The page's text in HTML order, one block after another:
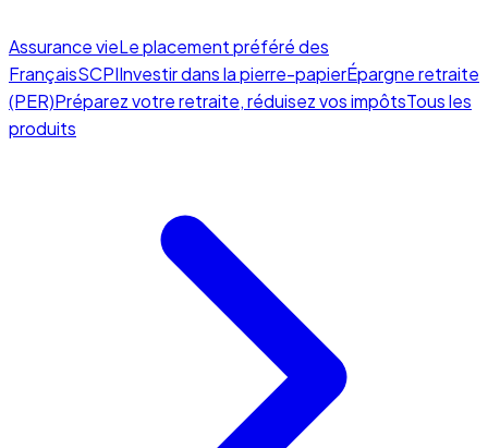
Assurance vieLe placement préféré des
FrançaisSCPIInvestir dans la pierre-papierÉpargne retraite
(PER)Préparez votre retraite, réduisez vos impôtsTous les
produits